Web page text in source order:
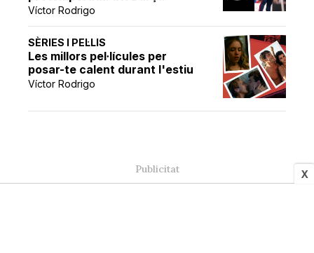
X
Víctor Rodrigo
SÈRIES I PEL·LIS
Les millors pel·lícules per
posar-te calent durant l'estiu
Víctor Rodrigo